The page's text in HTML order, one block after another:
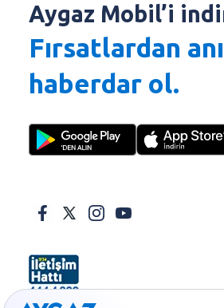
Aygaz Mobil’i
Fırsatlardan
haberdar ol.